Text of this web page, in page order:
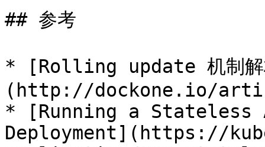
## 参考
* [Rolling update 机制
(http://dockone.io/
* [Running a Stateless
Deployment](https://